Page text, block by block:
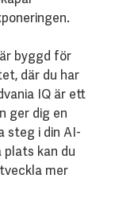
byggd för
där du har
IQ är ett
ger dig en
steg i din AI-
kan du
mer